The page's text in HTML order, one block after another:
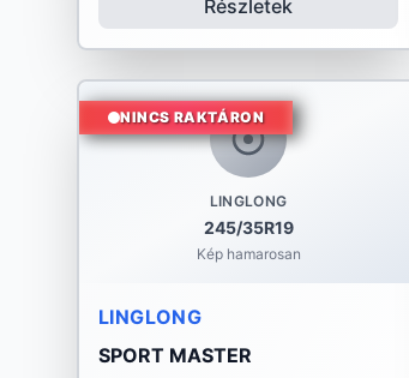
Részletek
LINGLONG
245/35R19
Kép hamarosan
NINCS RAKTÁRON
LINGLONG
SPORT MASTER